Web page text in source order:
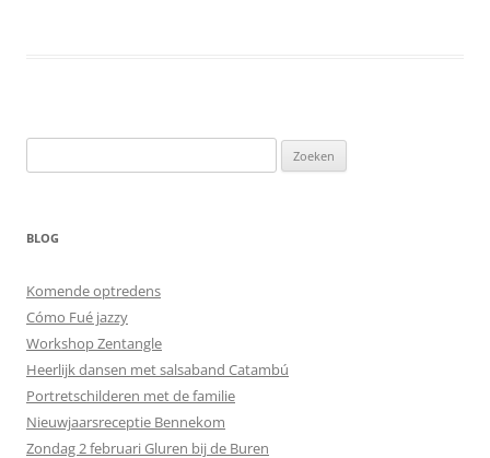
naar:
BLOG
Komende optredens
Cómo Fué jazzy
Workshop Zentangle
Heerlijk dansen met salsaband Catambú
Portretschilderen met de familie
Nieuwjaarsreceptie Bennekom
Zondag 2 februari Gluren bij de Buren